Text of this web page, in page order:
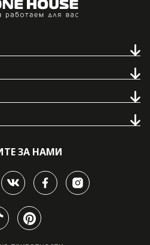
ЗА НАМИ